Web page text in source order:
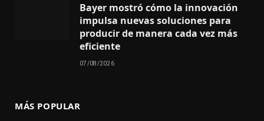
Bayer mostró cómo la innovación
impulsa nuevas soluciones para
producir de manera cada vez más
eficiente
07/08/2026
MÁS POPULAR